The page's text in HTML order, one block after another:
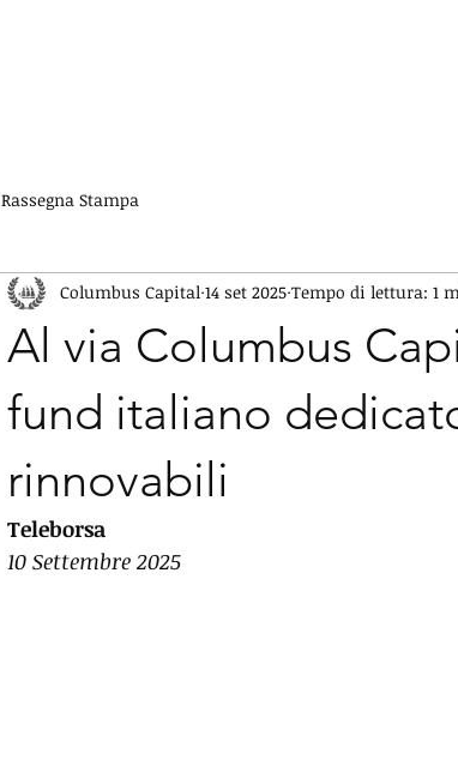
Rassegna Stampa
Al via Columbus
fund italiano
rinnovabili
Columbus Capital 14 set 2025 Tempo di lettura: 1
Teleborsa
10 Settembre 2025